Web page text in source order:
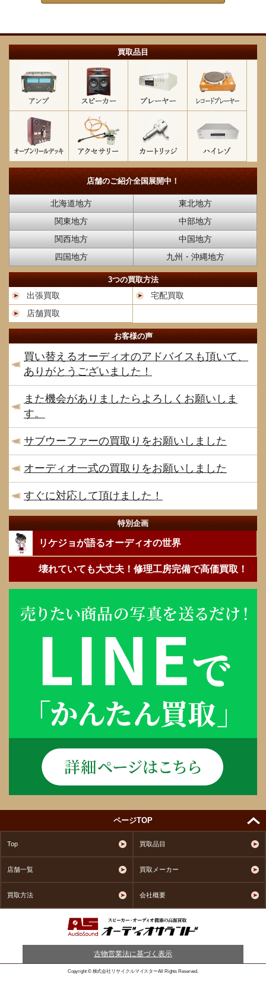
買取品目
店舗のご紹介全国展開中！
北海道地方
東北地方
関東地方
中部地方
関西地方
中国地方
四国地方
九州・沖縄地方
3つの買取方法
出張買取
宅配買取
店舗買取
お客様の声
買い替えるオーディオのアドバイスも頂いて、
ありがとうございました！
また機会がありましたらよろしくお願いしま
す。
サブウーファーの買取りをお願いしました
オーディオ一式の買取りをお願いしました
すぐに対応して頂けました！
特別企画
リケジョが語るオーディオの世界
壊れていても大丈夫！修理工房完備で高価買取！
ページTOP
Top 買取品目
店舗一覧 買取メーカー
買取方法 会社概要
古物営業法に基づく表示
Copyright © 株式会社リサイクルマイスターAll Rights Reserved.